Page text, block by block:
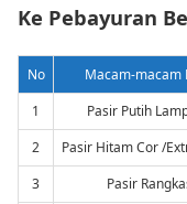
Ke Pebayuran
No Macam-macam
1
Pasir Putih
2
Pasir Hitam Cor /
3
Pasir